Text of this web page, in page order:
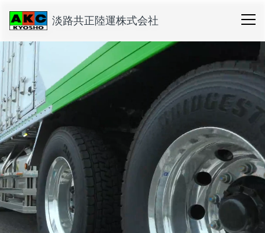
淡路共正陸運株式会社